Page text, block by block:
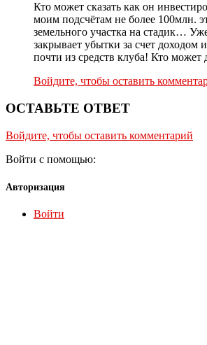
Кто может сказать как он
моим подсчётам не более 100млн.
земельного участка на стадик…
закрывает убытки за счет доходом
почти из средств клуба! Кто может
Войдите, чтобы оставить
ОСТАВЬТЕ ОТВЕТ
Войдите, чтобы оставить комментарий
Войти с помощью:
Авторизация
Войти